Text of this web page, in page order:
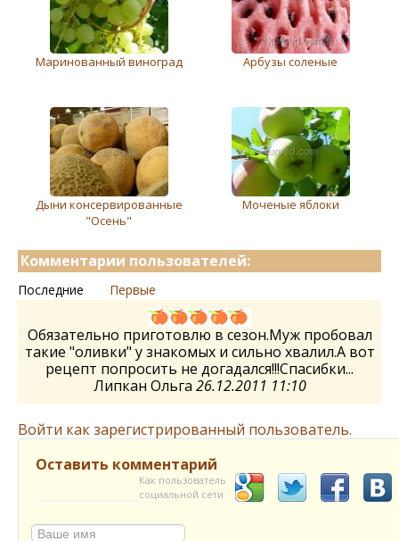
Маринованный виноград Арбузы соленые
Дыни консервированные
"Осень"
Моченые яблоки
Комментарии пользователей:
Последние Первые
Обязательно приготовлю в сезон.Муж пробовал
такие "оливки" у знакомых и сильно хвалил.А вот
рецепт попросить не догадался!!!Спасибки...
Липкан Ольга 26.12.2011 11:10
Войти как зарегистрированный пользователь.
Оставить комментарий
Как пользователь
социальной сети